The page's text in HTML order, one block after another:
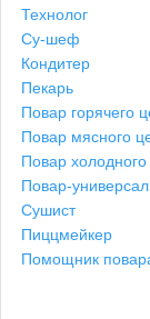
Технолог
Су-шеф
Кондитер
Пекарь
Повар горячего
Повар мясного
Повар холодного
Повар-универсал
Сушист
Пиццмейкер
Помощник